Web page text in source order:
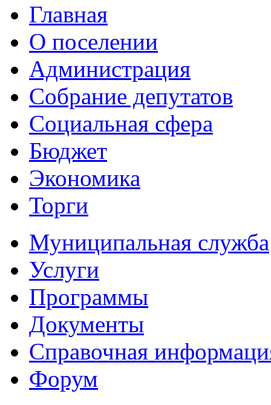
Главная
О поселении
Администрация
Собрание депутатов
Социальная сфера
Бюджет
Экономика
Торги
Муниципальная служба
Услуги
Программы
Документы
Справочная
Форум